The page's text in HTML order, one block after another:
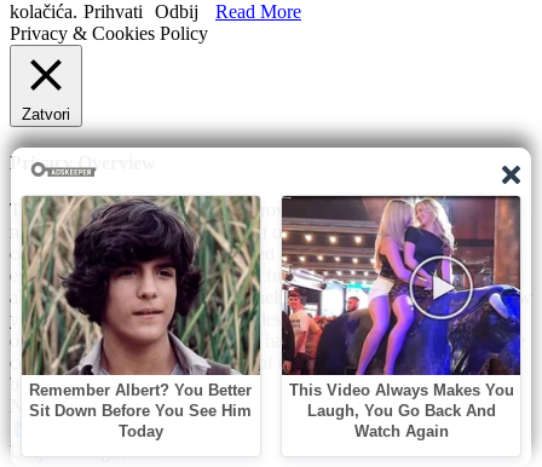
kolačića. Prihvati Odbij
Read More
Privacy & Cookies Policy
Zatvori
Privacy Overview
This website uses cookies to improve your experience while you
navigate through the website. Out of these, the cookies that are
categorized as necessary are stored on your browser as they are
essential for the working of basic functionalities of the website. We
also use third-party cookies that help us analyze and understand how
you use this website. These cookies will be stored in your browser
only with your consent. You also have the option to opt-out of these
cookies. But opting out of some of these cookies may affect your
browsing experience.
Necessary
Uvijek omogućeno